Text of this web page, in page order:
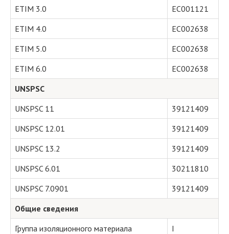
ETIM 3.0
EC001121
ETIM 4.0
EC002638
ETIM 5.0
EC002638
ETIM 6.0
EC002638
UNSPSC
UNSPSC 11
39121409
UNSPSC 12.01
39121409
UNSPSC 13.2
39121409
UNSPSC 6.01
30211810
UNSPSC 7.0901
39121409
Общие сведения
Группа изоляционного материала
I